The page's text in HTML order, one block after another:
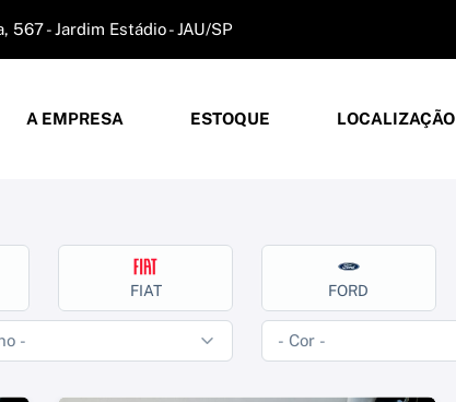
567 - Jardim Estádio - JAU/SP
A EMPRESA ESTOQUE LOCALIZAÇÃO
FIAT FORD